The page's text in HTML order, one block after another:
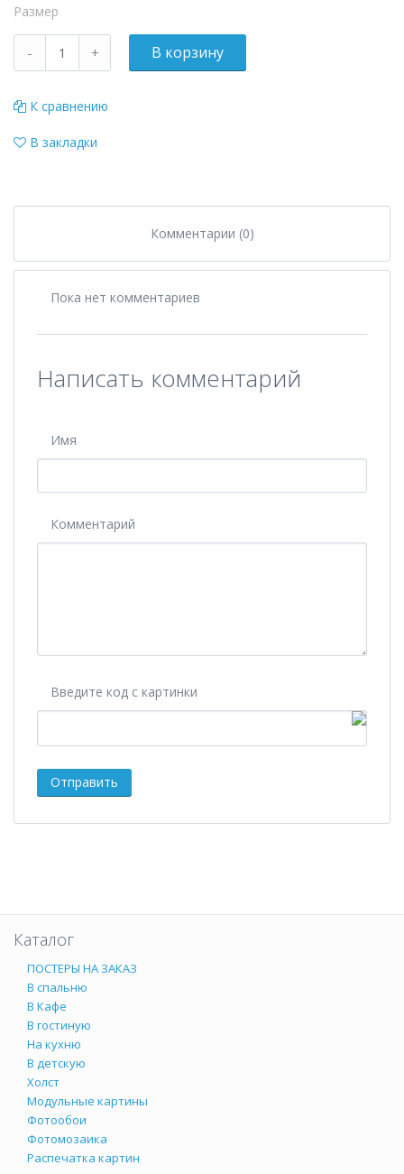
Размер
К сравнению
В закладки
Комментарии (0)
Пока нет комментариев
Написать комментарий
Имя
Комментарий
Введите код с картинки
Каталог
ПОСТЕРЫ НА ЗАКАЗ
В спальню
В Кафе
В гостиную
На кухню
В детскую
Холст
Модульные картины
Фотообои
Фотомозаика
Распечатка картин